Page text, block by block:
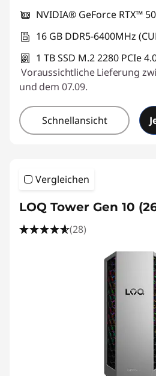
NVIDIA® GeForce RTX™
16 GB DDR5-6400MHz
1 TB SSD M.2 2280 PCIe
Voraussichtliche Lieferung
und dem 07.09.
Schnellansicht
Vergleichen
LOQ Tower Gen 10
(28)